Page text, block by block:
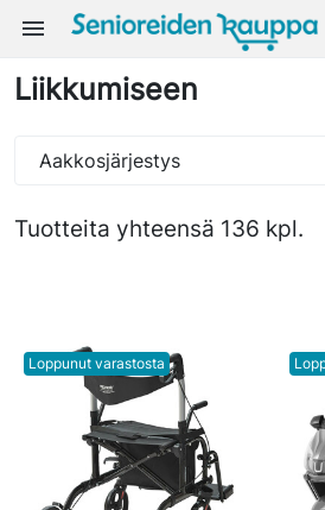
menu
Liikkumiseen
Tuotteita yhteensä 136 kpl.
Aakkosjärjestys
Loppunut varastosta